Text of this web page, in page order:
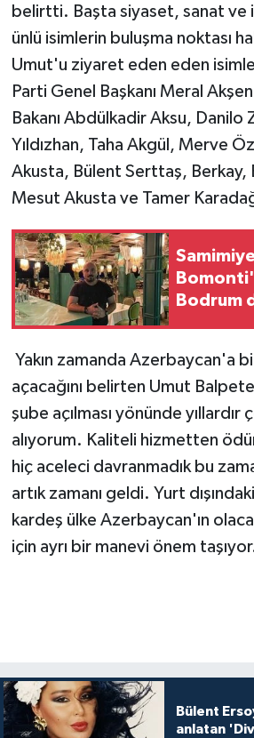
belirtti. Başta siyaset, sanat ve
ünlü isimlerin buluşma noktası
Umut'u ziyaret eden eden
Parti Genel Başkanı Meral
Bakanı Abdülkadir Aksu, Danilo
Yıldızhan, Taha Akgül, Merve
Akusta, Bülent Serttaş, Berkay,
Mesut Akusta ve Tamer
Bodrum
Yakın zamanda Azerbaycan'a
açacağını belirten Umut
şube açılması yönünde
alıyorum. Kaliteli hizmetten
hiç aceleci davranmadık bu
artık zamanı geldi. Yurt
kardeş ülke Azerbaycan'ın
için ayrı bir manevi önem
Bülent
anlatan